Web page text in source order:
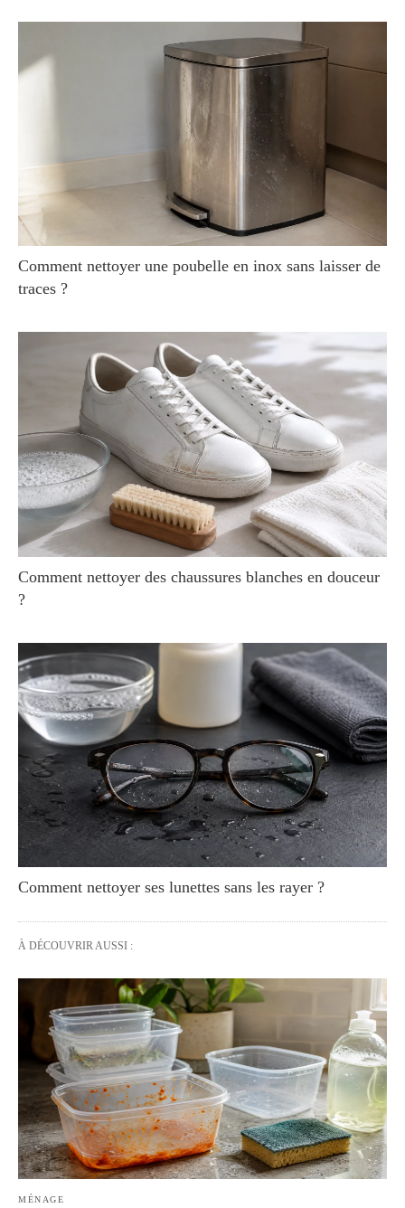
Comment nettoyer une poubelle en inox sans laisser de
traces ?
Comment nettoyer des chaussures blanches en douceur
?
Comment nettoyer ses lunettes sans les rayer ?
À DÉCOUVRIR AUSSI :
MÉNAGE